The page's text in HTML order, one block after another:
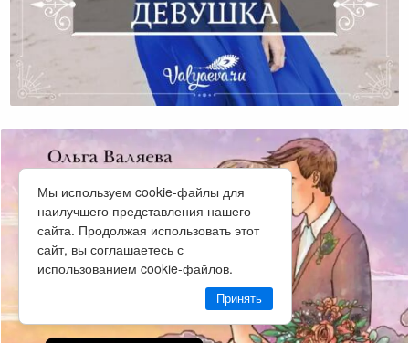
Становление Женственности. Девушка.
Мы используем cookie-файлы для
наилучшего представления нашего
сайта. Продолжая использовать этот
сайт, вы соглашаетесь с
использованием cookie-файлов.
Принять